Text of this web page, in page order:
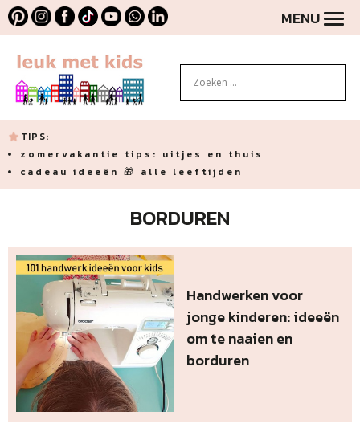
MENU
TIPS:
zomervakantie tips: uitjes en thuis
cadeau ideeën 🎁 alle leeftijden
BORDUREN
Handwerken voor
jonge kinderen: ideeën
om te naaien en
borduren